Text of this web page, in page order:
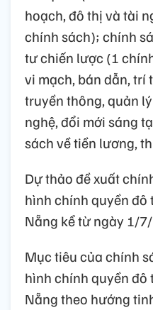
hoạch, đô thị và tài
chính sách); chính
tư chiến lược (1
vi mạch, bán dẫn, trí
truyền thông, quản
nghệ, đổi mới sáng
sách về tiền lương,
Dự thảo đề xuất
hình chính quyền
Nẵng kể từ ngày 1/
Mục tiêu của chính
hình chính quyền
Nẵng theo hướng